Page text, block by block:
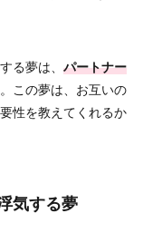
る夢は、 パートナー
この夢は、お互いの
性を教えてくれるか
気する夢